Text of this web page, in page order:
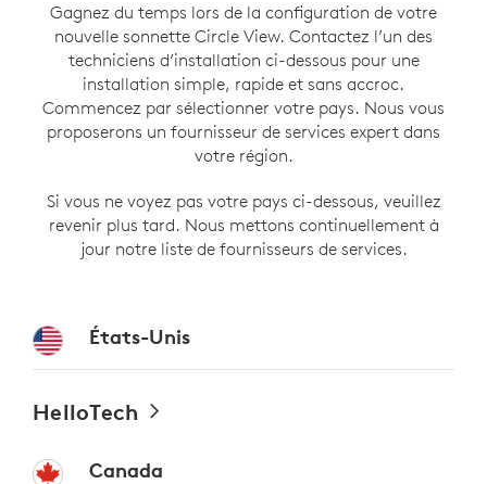
Gagnez du temps lors de la configuration de votre
nouvelle sonnette Circle View. Contactez l’un des
techniciens d’installation ci-dessous pour une
installation simple, rapide et sans accroc.
Commencez par sélectionner votre pays. Nous vous
proposerons un fournisseur de services expert dans
votre région.
Si vous ne voyez pas votre pays ci-dessous, veuillez
revenir plus tard. Nous mettons continuellement à
jour notre liste de fournisseurs de services.
États-Unis
HelloTech
Canada